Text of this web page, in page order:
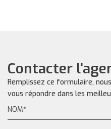
Contacter
Remplissez ce formulaire,
vous répondre dans les